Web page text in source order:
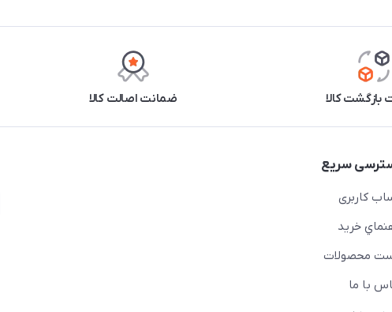
بازگشت کالا ضمانت اصالت کالا
سریع
کاربری
خريد
محصولات
با ما